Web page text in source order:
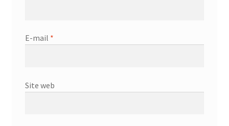
E-mail *
Site web